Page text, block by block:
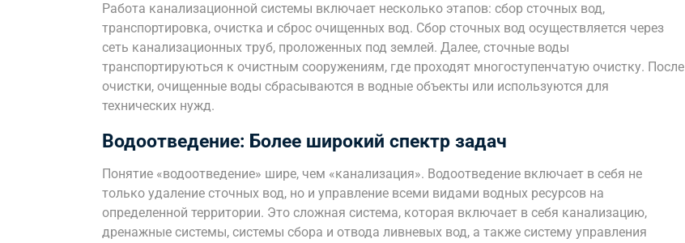
Работа канализационной системы включает несколько этапов: сбор сточных вод,
транспортировка, очистка и сброс очищенных вод. Сбор сточных вод осуществляется через
сеть канализационных труб, проложенных под землей. Далее, сточные воды
транспортируються к очистным сооружениям, где проходят многоступенчатую очистку. После
очистки, очищенные воды сбрасываются в водные объекты или используются для
технических нужд.
Водоотведение: Более широкий спектр задач
Понятие «водоотведение» шире, чем «канализация». Водоотведение включает в себя не
только удаление сточных вод, но и управление всеми видами водных ресурсов на
определенной территории. Это сложная система, которая включает в себя канализацию,
дренажные системы, системы сбора и отвода ливневых вод, а также систему управления